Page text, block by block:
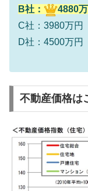
B社：
4880
C社：3980万円
D社：4500万円
不動産価格は